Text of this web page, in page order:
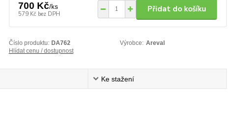
700 Kč/ks
579 Kč bez DPH
Přidat do košíku
Číslo produktu: DA762 Výrobce: Areval
Hlídat cenu / dostupnost
Ke stažení